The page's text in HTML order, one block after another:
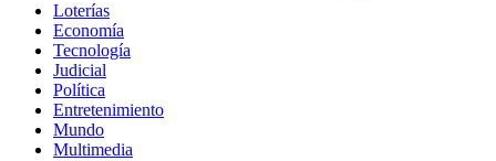
Loterías
Economía
Tecnología
Judicial
Política
Entretenimiento
Mundo
Multimedia